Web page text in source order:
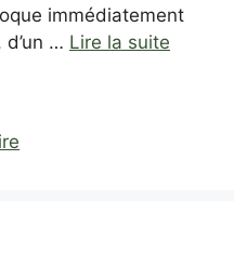
immédiatement
… Lire la suite